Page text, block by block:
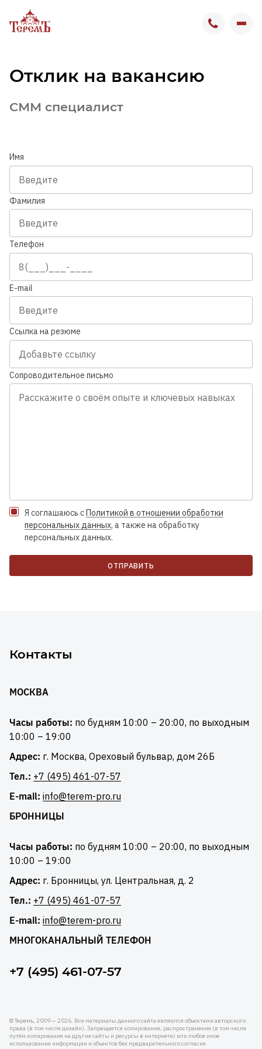
О компании
Вакансии
Вакансии в Бронницах
Отзывы сотрудников
Выставочный комплекс
Контакты
Отклик на вакансию
СММ специалист
Имя
Фамилия
Телефон
E-mail
Ссылка на резюме
Сопроводительное письмо
Я соглашаюсь сПолитикой в отношении обработки
персональных данных, а также на обработку
персональных данных.
ОТПРАВИТЬ
Контакты
МОСКВА
Часы работы: по будням 10:00 – 20:00, по выходным
10:00 – 19:00
Адрес: г. Москва, Ореховый бульвар, дом 26Б
Тел.: +7 (495) 461-07-57
E-mail: info@terem-pro.ru
БРОННИЦЫ
Часы работы: по будням 10:00 – 20:00, по выходным
10:00 – 19:00
Адрес: г. Бронницы, ул. Центральная, д. 2
Тел.: +7 (495) 461-07-57
E-mail: info@terem-pro.ru
МНОГОКАНАЛЬНЫЙ ТЕЛЕФОН
+7 (495) 461-07-57
© Теремъ, 2009 — 2026. Все материалы данного сайта являются объектами авторского
права (в том числе дизайн). Запрещается копирование, распространение (в том числе
путём копирования на другие сайты и ресурсы в интернете) или любое иное
использование информации и объектов без предварительного согласия